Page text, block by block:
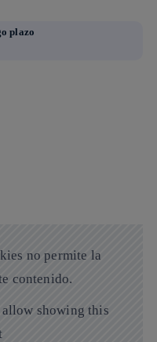
plazo
hablamos sobre
no permite la
contenido.
showing this